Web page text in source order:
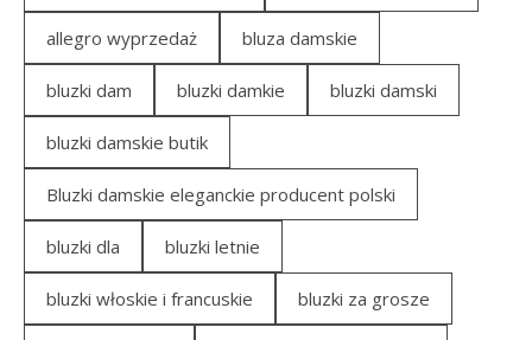
allegro wyprzedaż bluza damskie
bluzki dam bluzki damkie bluzki damski
bluzki damskie butik
Bluzki damskie eleganckie producent polski
bluzki dla bluzki letnie
bluzki włoskie i francuskie bluzki za grosze